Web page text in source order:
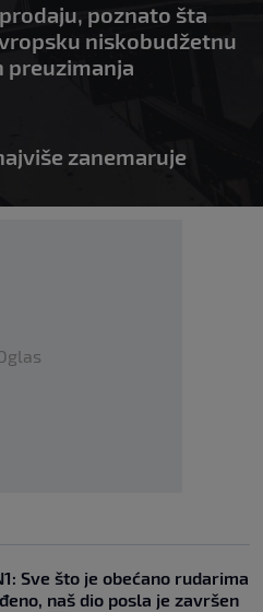
poznato šta
niskobudžetnu
preuzimanja
zanemaruje
Sve što je obećano rudarima
naš dio posla je završen